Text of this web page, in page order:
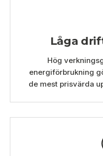
Låga
Hög
energiförbrukning
de mest prisvärda